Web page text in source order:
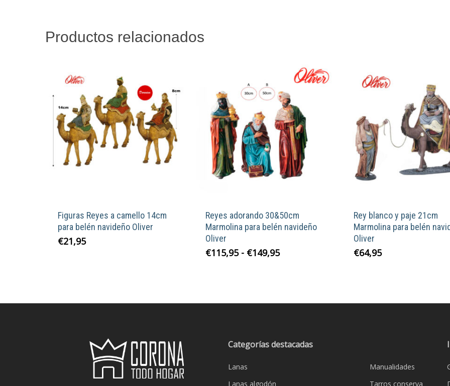
Productos relacionados
Figuras Reyes a camello 14cm
para belén navideño Oliver
€21,95
Reyes adorando 30&50cm
Marmolina para belén navideño
Oliver
€115,95 - €149,95Rango
hasta
Este
variantes.
se
en
Rey blanco y paje 21cm
Marmolina para belén
Oliver
€64,95
Categorías destacadas
Lanas
Lanas algodón
Manualidades
Tarros conserva